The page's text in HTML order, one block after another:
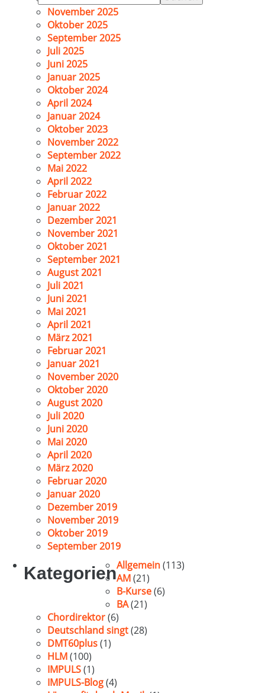
nach:
November 2025
Oktober 2025
September 2025
Juli 2025
Juni 2025
Januar 2025
Oktober 2024
April 2024
Januar 2024
Oktober 2023
November 2022
September 2022
Mai 2022
April 2022
Februar 2022
Januar 2022
Dezember 2021
November 2021
Oktober 2021
September 2021
August 2021
Juli 2021
Juni 2021
Mai 2021
April 2021
März 2021
Februar 2021
Januar 2021
November 2020
Oktober 2020
August 2020
Juli 2020
Juni 2020
Mai 2020
April 2020
März 2020
Februar 2020
Januar 2020
Dezember 2019
November 2019
Oktober 2019
September 2019
KategorienAllgemein(113)
AM(21)
B-Kurse(6)
BA(21)
Chordirektor(6)
Deutschland singt(28)
DMT60plus(1)
HLM(100)
IMPULS(1)
IMPULS-Blog(4)